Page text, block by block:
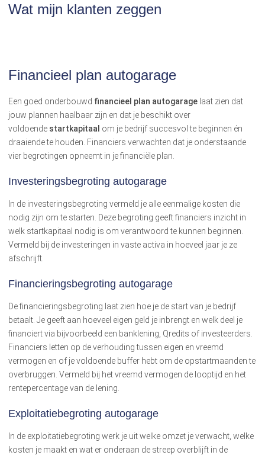
Wat mijn klanten zeggen
Financieel plan autogarage
Een goed onderbouwd financieel plan autogarage laat zien dat
jouw plannen haalbaar zijn en dat je beschikt over
voldoende startkapitaal om je bedrijf succesvol te beginnen én
draaiende te houden. Financiers verwachten dat je onderstaande
vier begrotingen opneemt in je financiële plan.
Investeringsbegroting autogarage
In de investeringsbegroting vermeld je alle eenmalige kosten die
nodig zijn om te starten. Deze begroting geeft financiers inzicht in
welk startkapitaal nodig is om verantwoord te kunnen beginnen.
Vermeld bij de investeringen in vaste activa in hoeveel jaar je ze
afschrijft.
Financieringsbegroting autogarage
De financieringsbegroting laat zien hoe je de start van je bedrijf
betaalt. Je geeft aan hoeveel eigen geld je inbrengt en welk deel je
financiert via bijvoorbeeld een banklening, Qredits of investeerders.
Financiers letten op de verhouding tussen eigen en vreemd
vermogen en of je voldoende buffer hebt om de opstartmaanden te
overbruggen. Vermeld bij het vreemd vermogen de looptijd en het
rentepercentage van de lening.
Exploitatiebegroting autogarage
In de exploitatiebegroting werk je uit welke omzet je verwacht, welke
kosten je maakt en wat er onderaan de streep overblijft in de